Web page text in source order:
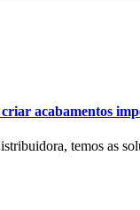
acabamentos
temos as